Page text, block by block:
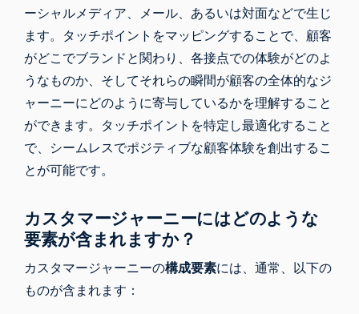
ーシャルメディア、メール、あるいは対面などで生じ
ます。タッチポイントをマッピングすることで、顧客
がどこでブランドと関わり、各接点での体験がどのよ
うなものか、そしてそれらの瞬間が顧客の全体的なジ
ャーニーにどのように寄与しているかを理解すること
ができます。タッチポイントを特定し最適化すること
で、シームレスでポジティブな顧客体験を創出するこ
とが可能です。
カスタマージャーニーにはどのような
要素が含まれますか？
カスタマージャーニーの構成要素には、通常、以下の
ものが含まれます：